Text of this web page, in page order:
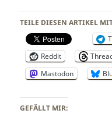
TEILE DIESEN ARTIKEL
Reddit
Mastodon
GEFÄLLT MIR: